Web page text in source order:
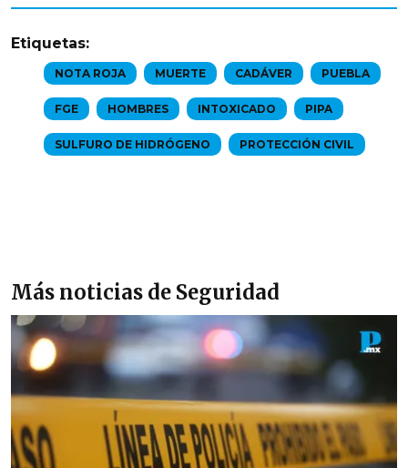
Etiquetas:
NOTA ROJA MUERTE CADÁVER PUEBLA
FGE HOMBRES INTOXICADO PIPA
SULFURO DE HIDRÓGENO PROTECCIÓN CIVIL
Más noticias de Seguridad